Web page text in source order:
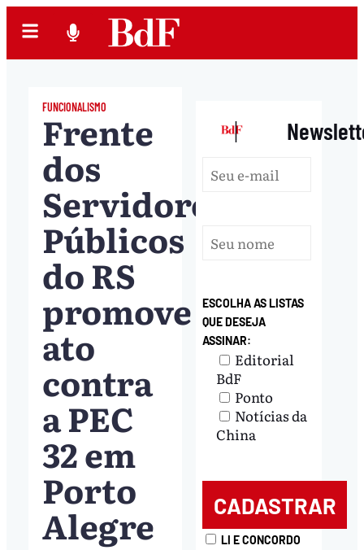
FUNCIONALISMO
Frente
dos
Servidores
Públicos
do RS
promove
ato
contra
a PEC
32 em
Porto
Alegre
|
ESCOLHA AS LISTAS
QUE DESEJA
ASSINAR:
Editorial
BdF
Ponto
Notícias da
China
LI E CONCORDO